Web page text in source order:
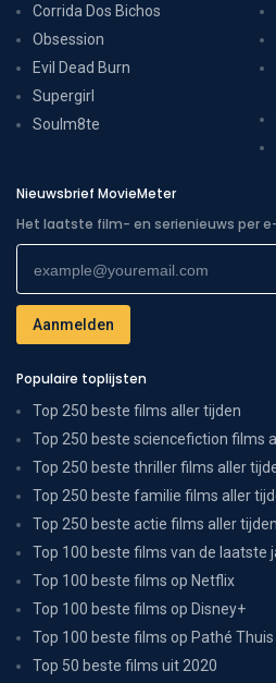
Corrida Dos Bichos
Obsession
Evil Dead Burn
Supergirl
Soulm8te
Nieuwsbrief MovieMeter
Het laatste film- en serienieuws per
Populaire toplijsten
Top 250 beste films aller tijden
Top 250 beste sciencefiction films
Top 250 beste thriller films aller
Top 250 beste familie films aller
Top 250 beste actie films aller tijden
Top 100 beste films van de laatste
Top 100 beste films op Netflix
Top 100 beste films op Disney+
Top 100 beste films op Pathé Thuis
Top 50 beste films uit 2020